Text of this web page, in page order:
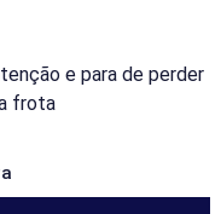
e para de perder
frota